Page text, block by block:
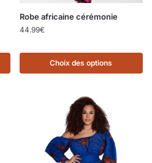
Robe africaine cérémonie
44.99€
Choix des options